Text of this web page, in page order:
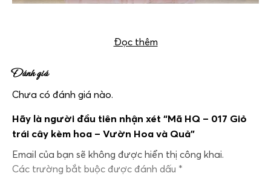
Đọc thêm
Đánh giá
Chưa có đánh giá nào.
Hãy là người đầu tiên nhận xét “Mã HQ – 017 Giỏ
trái cây kèm hoa – Vườn Hoa và Quả”
Email của bạn sẽ không được hiển thị công khai.
Các trường bắt buộc được đánh dấu *